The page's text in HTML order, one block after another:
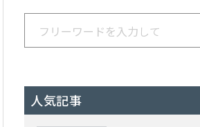
人気記事